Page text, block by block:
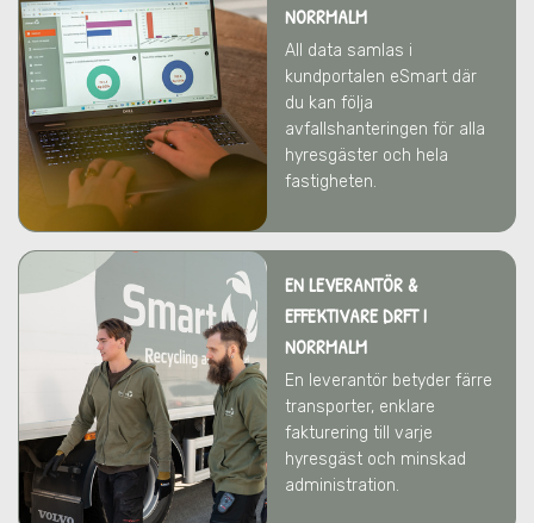
NORRMALM
All data samlas i
kundportalen eSmart där
du kan följa
avfallshanteringen för alla
hyresgäster och hela
fastigheten.
EN LEVERANTÖR &
EFFEKTIVARE DRFTI
NORRMALM
En leverantör betyder färre
transporter, enklare
fakturering till varje
hyresgäst och minskad
administration.